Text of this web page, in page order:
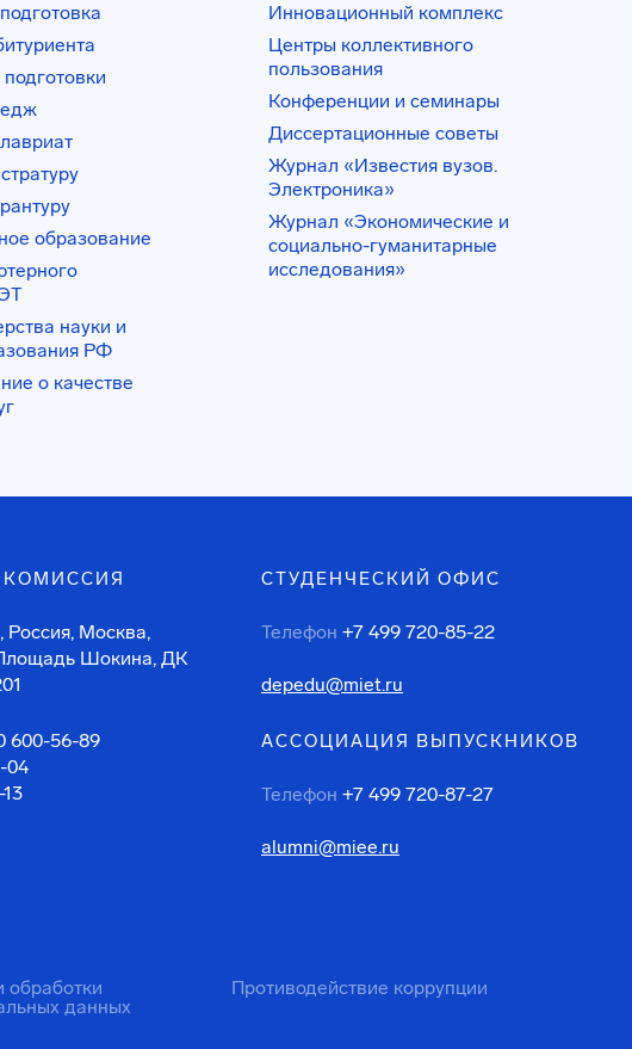
образование
науки и
РФ
о качестве
Инновационный комплекс
Центры коллективного
пользования
Конференции и семинары
Диссертационные советы
Журнал «Известия вузов.
Электроника»
Журнал «Экономические и
социально-гуманитарные
исследования»
Россия, Москва,
Шокина, ДК
600-56-89
04
СТУДЕНЧЕСКИЙ ОФИС
Телефон +7 499 720-85-22
depedu@miet.ru
АССОЦИАЦИЯ ВЫПУСКНИКОВ
Телефон +7 499 720-87-27
alumni@miee.ru
обработки
данных
Противодействие коррупции